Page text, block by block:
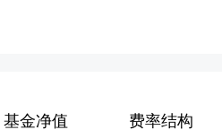
基金净值 费率结构